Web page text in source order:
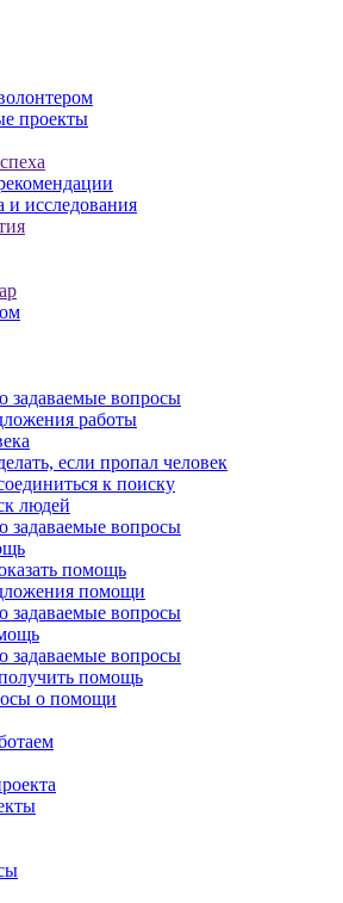
проекты
и исследования
задаваемые вопросы
работы
если пропал человек
к поиску
людей
задаваемые вопросы
помощь
помощи
задаваемые вопросы
задаваемые вопросы
помощь
о помощи